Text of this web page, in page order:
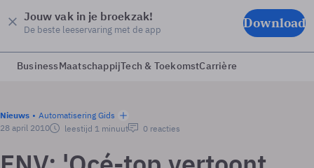
Jouw vak in je broekzak!
De beste leeservaring met de app Download
BusinessMaatschappijTech & ToekomstCarrière
Nieuws
Automatisering Gids
28 april 2010
leestijd 1 minuut 0 reacties